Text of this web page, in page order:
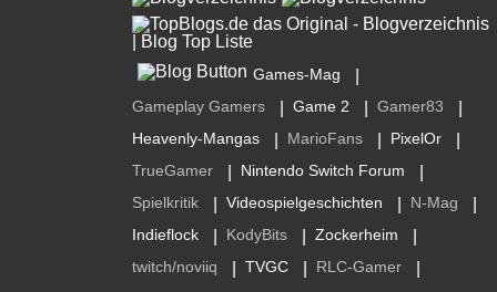
Games-Mag
Gameplay Gamers Game 2 Gamer83
Heavenly-Mangas MarioFans PixelOr
TrueGamer Nintendo Switch Forum
Spielkritik Videospielgeschichten N-Mag
Indieflock KodyBits Zockerheim
twitch/noviiq TVGC RLC-Gamer